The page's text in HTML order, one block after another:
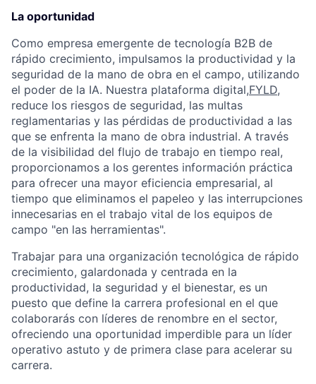
La oportunidad
Como empresa emergente de tecnología B2B de
rápido crecimiento, impulsamos la productividad y la
seguridad de la mano de obra en el campo, utilizando
el poder de la IA. Nuestra plataforma digital,FYLD,
reduce los riesgos de seguridad, las multas
reglamentarias y las pérdidas de productividad a las
que se enfrenta la mano de obra industrial. A través
de la visibilidad del flujo de trabajo en tiempo real,
proporcionamos a los gerentes información práctica
para ofrecer una mayor eficiencia empresarial, al
tiempo que eliminamos el papeleo y las interrupciones
innecesarias en el trabajo vital de los equipos de
campo "en las herramientas".
Trabajar para una organización tecnológica de rápido
crecimiento, galardonada y centrada en la
productividad, la seguridad y el bienestar, es un
puesto que define la carrera profesional en el que
colaborarás con líderes de renombre en el sector,
ofreciendo una oportunidad imperdible para un líder
operativo astuto y de primera clase para acelerar su
carrera.